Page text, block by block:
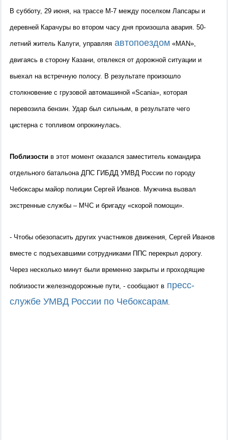
В субботу, 29 июня, на трассе М-7 между поселком Лапсары и
деревней Карачуры во втором часу дня произошла авария. 50-
летний житель Калуги, управляя автопоездом «MAN»,
двигаясь в сторону Казани, отвлекся от дорожной ситуации и
выехал на встречную полосу. В результате произошло
столкновение с грузовой автомашиной «Scania», которая
перевозила бензин. Удар был сильным, в результате чего
цистерна с топливом опрокинулась.
Поблизости в этот момент оказался заместитель командира
отдельного батальона ДПС ГИБДД УМВД России по городу
Чебоксары майор полиции Сергей Иванов. Мужчина вызвал
экстренные службы – МЧС и бригаду «скорой помощи».
- Чтобы обезопасить других участников движения, Сергей Иванов
вместе с подъехавшими сотрудниками ППС перекрыл дорогу.
Через несколько минут были временно закрыты и проходящие
поблизости железнодорожные пути, - сообщают в пресс-
службе УМВД России по Чебоксарам.